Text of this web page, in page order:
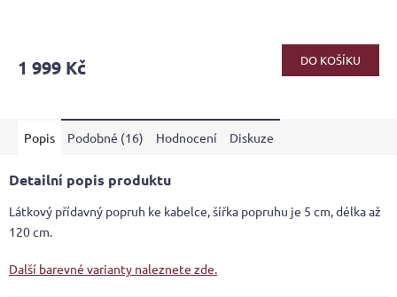
je
hvězdiček.
1 999 Kč DO KOŠÍKU
Popis Podobné (16) Hodnocení Diskuze
Detailní popis produktu
Látkový přídavný popruh ke kabelce, šířka popruhu je 5 cm, délka až
120 cm.
Další barevné varianty naleznete zde.